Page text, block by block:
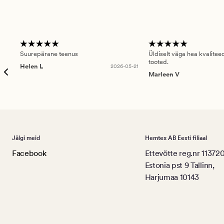
Suurepärane teenus
Helen L
2026-05-21
Üldiselt väga hea
tooted.
Marleen V
Jälgi meid
Facebook
Hemtex AB Eesti filiaal
Ettevõtte reg.nr
Estonia pst 9 Tallinn,
Harjumaa 10143